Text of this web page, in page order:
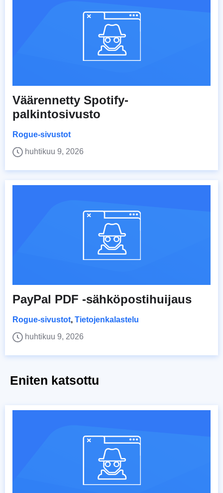
Väärennetty Spotify-
palkintosivusto
Rogue-sivustot
huhtikuu 9, 2026
PayPal PDF -sähköpostihuijaus
Rogue-sivustot, Tietojenkalastelu
huhtikuu 9, 2026
Eniten katsottu